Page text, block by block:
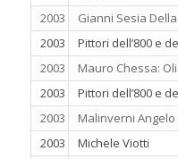
2003
Gianni Sesia
2003
Pittori dell’800 e
2003
Mauro Chessa:
2003
Pittori dell’800 e
2003
Malinverni Angelo
2003
Michele Viotti